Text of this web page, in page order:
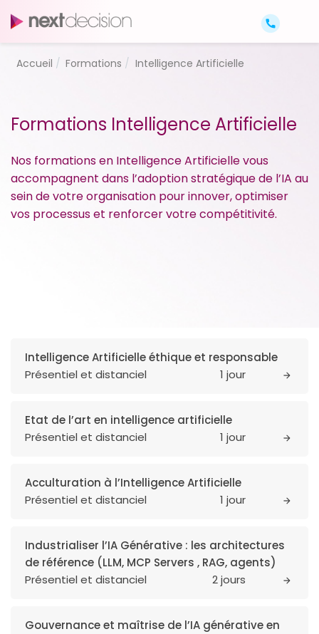
Accueil Formations Intelligence Artificielle
Formations Intelligence Artificielle
Nos formations en Intelligence Artificielle vous
accompagnent dans l’adoption stratégique de l’IA au
sein de votre organisation pour innover, optimiser
vos processus et renforcer votre compétitivité.
Intelligence Artificielle éthique et responsable
Présentiel et distanciel
1 jour
Etat de l’art en intelligence artificielle
Présentiel et distanciel
1 jour
Acculturation à l’Intelligence Artificielle
Présentiel et distanciel
1 jour
Industrialiser l’IA Générative : les architectures
de référence (LLM, MCP Servers , RAG, agents)
Présentiel et distanciel
2 jours
Gouvernance et maîtrise de l’IA générative en